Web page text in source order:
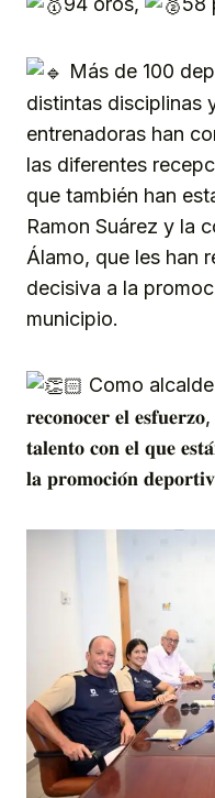
Más de 100
distintas disciplinas
entrenadoras han
las diferentes
que también han
Ramon Suárez y la
Álamo, que les han
decisiva a la
municipio.
Como alcalde,
𝐫𝐞𝐜𝐨𝐧𝐨𝐜𝐞𝐫 𝐞𝐥
𝐭𝐚𝐥𝐞𝐧𝐭𝐨 𝐜𝐨𝐧 𝐞𝐥 𝐪𝐮𝐞
𝐥𝐚 𝐩𝐫𝐨𝐦𝐨𝐜𝐢𝐨́𝐧